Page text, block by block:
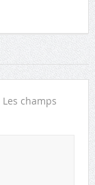
Les champs